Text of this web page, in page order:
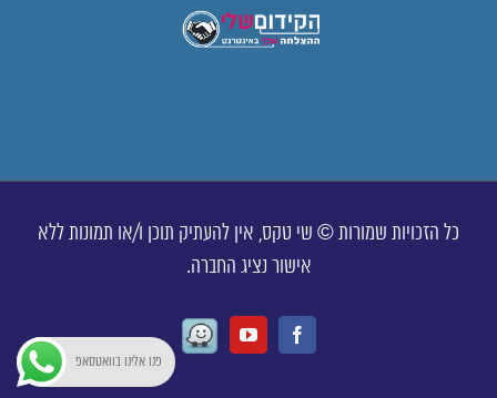
כל הזכויות שמורות © שי טקס, אין להעתיק תוכן ו/או תמונות ללא
אישור נציג החברה.
Facebook
Youtube
Waze
פנו אלינו בוואטסאפ